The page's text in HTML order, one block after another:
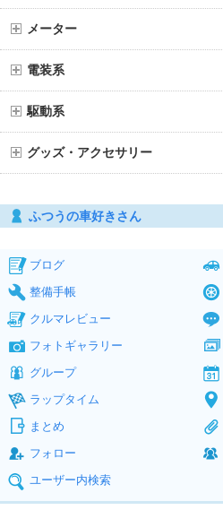
メーター
電装系
駆動系
グッズ・アクセサリー
ふつうの車好きさん
ブログ
整備手帳
クルマレビュー
フォトギャラリー
グループ
ラップタイム
まとめ
フォロー
ユーザー内検索